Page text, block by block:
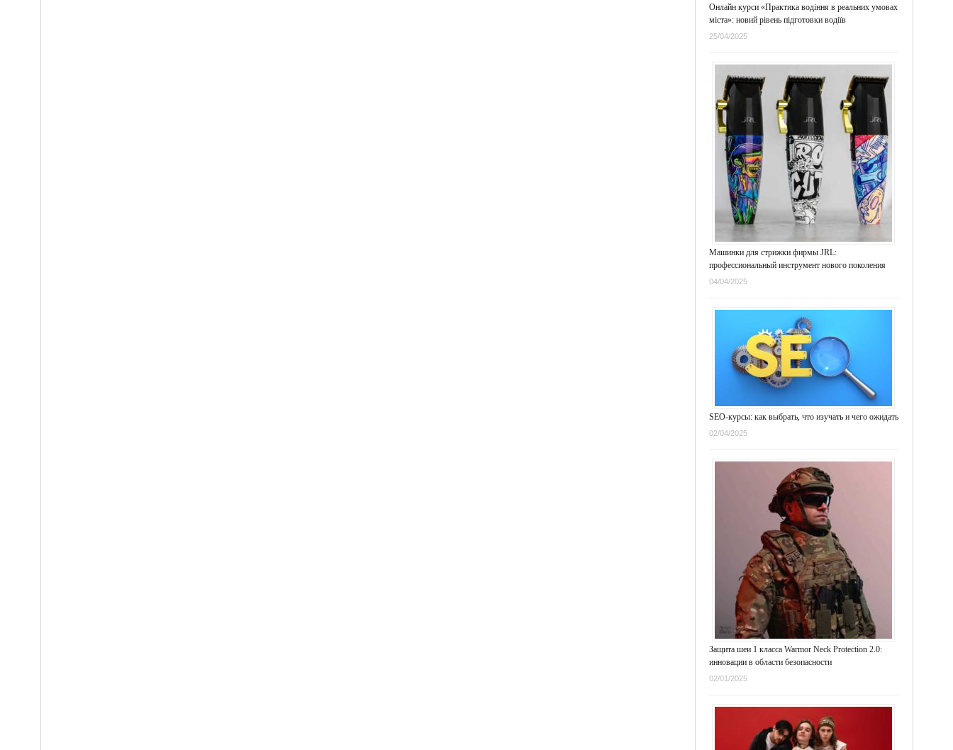
Онлайн курси «Практика водіння в реальних умовах
міста»: новий рівень підготовки водіїв
25/04/2025
Машинки для стрижки фирмы JRL:
профессиональный инструмент нового поколения
04/04/2025
SEO-курсы: как выбрать, что изучать и чего ожидать
02/04/2025
Защита шеи 1 класса Warmor Neck Protection 2.0:
инновации в области безопасности
02/01/2025